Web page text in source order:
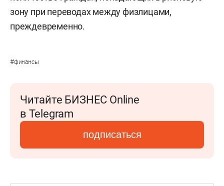
зону при переводах между физлицами,
преждевременно.
#финансы
Читайте БИЗНЕС Online
в Telegram
подписаться